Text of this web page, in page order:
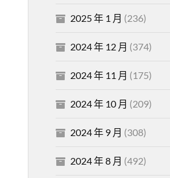
2025 年 1 月 (236)
2024 年 12 月 (374)
2024 年 11 月 (175)
2024 年 10 月 (209)
2024 年 9 月 (308)
2024 年 8 月 (492)